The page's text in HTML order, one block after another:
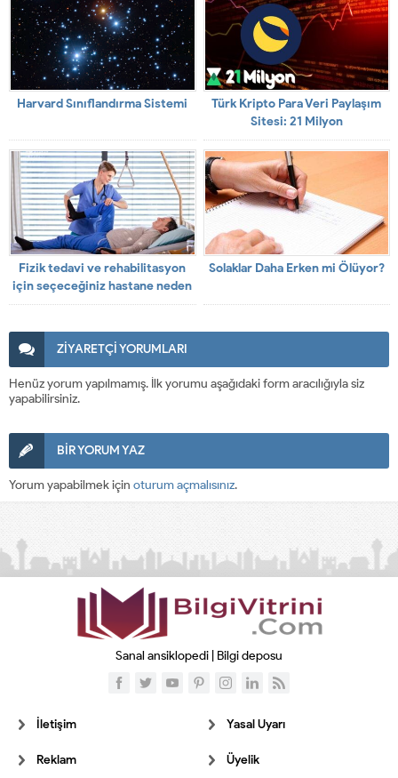
Harvard Sınıflandırma Sistemi
Türk Kripto Para Veri Paylaşım
Sitesi: 21 Milyon
Fizik tedavi ve rehabilitasyon
için seçeceğiniz hastane neden
önemlidir?
Solaklar Daha Erken mi Ölüyor?
ZİYARETÇİ YORUMLARI
Henüz yorum yapılmamış. İlk yorumu aşağıdaki form aracılığıyla siz
yapabilirsiniz.
BİR YORUM YAZ
Yorum yapabilmek için oturum açmalısınız.
Sanal ansiklopedi | Bilgi deposu
İletişim Yasal Uyarı
Reklam Üyelik